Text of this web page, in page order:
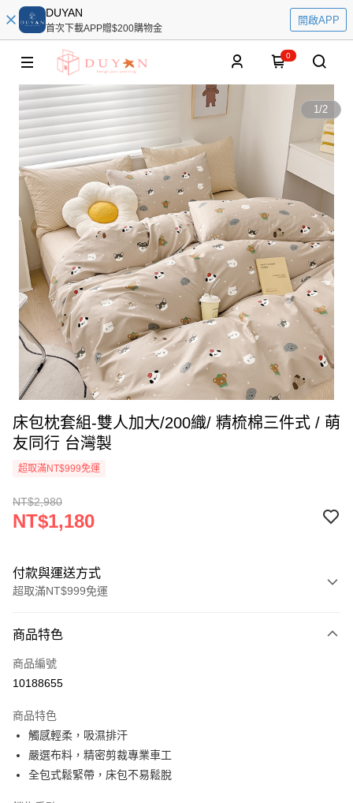
DUYAN
首次下載APP贈$200購物金
開啟APP
0
1/2
床包枕套組-雙人加大/200織/ 精梳棉三件式 / 萌
友同行 台灣製
超取滿NT$999免運
NT$2,980
NT$1,180
付款與運送方式
超取滿NT$999免運
信用卡一次付款
信用卡分期付款
合作金庫商業銀行
華南商業銀行
上海商業儲蓄銀行
國泰世華商業銀行
超商取貨付款
LINE Pay
商品特色
商品編號
10188655
商品特色
觸感輕柔，吸濕排汗
嚴選布料，精密剪裁專業車工
全包式鬆緊帶，床包不易鬆脫